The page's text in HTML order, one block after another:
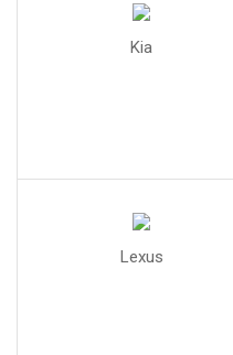
Kia
Lexus